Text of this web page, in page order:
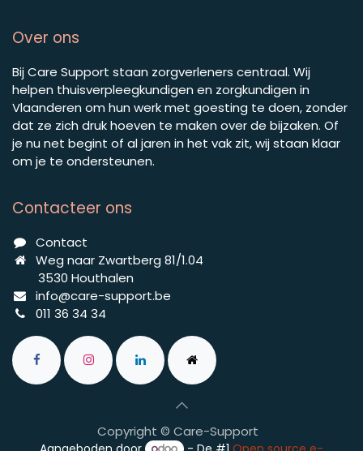
Over ons
Bij Care Support staan zorgverleners centraal. Wij
helpen thuisverpleegkundigen en zorgkundigen in
Vlaanderen om hun werk met goesting te doen, zonder
dat ze zich druk hoeven te maken over de bijzaken. Of
je nu net begint of al jaren in het vak zit, wij staan klaar
om je te ondersteunen.
Contacteer ons
C​ontact​
Weg naar Zwartberg 81/1.04
3530 Houthalen
info@​​care-support.be
011 36 34 34
Copyright © Care-Support